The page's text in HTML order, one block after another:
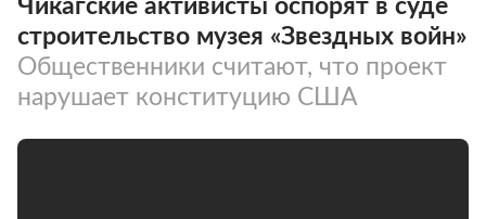
Чикагские активисты оспорят в суде
строительство музея «Звездных войн»
Общественники считают, что проект
нарушает конституцию США